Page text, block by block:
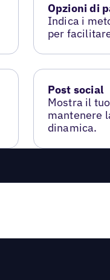
Opzioni di
Indica i
per
Post social
Mostra il
mantenere
dinamica.